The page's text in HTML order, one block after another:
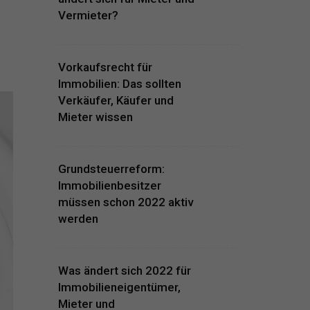
Vermieter?
Vorkaufsrecht für
Immobilien: Das sollten
Verkäufer, Käufer und
Mieter wissen
Grundsteuerreform:
Immobilienbesitzer
müssen schon 2022 aktiv
werden
Was ändert sich 2022 für
Immobilieneigentümer,
Mieter und